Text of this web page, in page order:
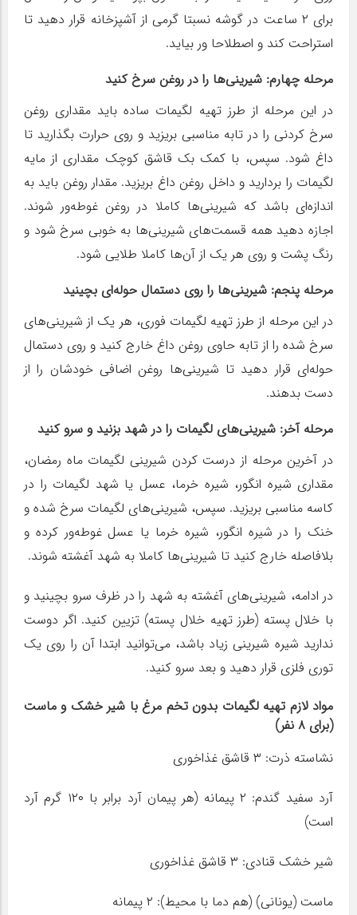
برای ۲ ساعت در گوشه‌ نسبتا گرمی از آشپزخانه قرار دهید تا
استراحت کند و اصطلاحا ور بیاید.
مرحله چهارم: شیرینی‌ها را در روغن سرخ کنید
در این مرحله از طرز تهیه لگیمات ساده باید مقداری روغن
سرخ کردنی را در تابه مناسبی بریزید و روی حرارت بگذارید تا
داغ شود. سپس، با کمک بک قاشق کوچک مقداری از مایه
لگیمات را بردارید و داخل روغن داغ بریزید. مقدار روغن باید به
اندازه‌ای باشد که شیرینی‌ها کاملا در روغن غوطه‌ور شوند.
اجازه دهید همه قسمت‌های شیرینی‌ها به خوبی سرخ شود و
رنگ پشت و روی هر یک از آن‌ها کاملا طلایی شود.
مرحله پنجم: شیرینی‌ها را روی دستمال حوله‌ای بچینید
در این مرحله از طرز تهیه لگیمات فوری، هر یک از شیرینی‌های
سرخ شده را از تابه حاوی روغن داغ خارج کنید و روی دستمال
حوله‌ای قرار دهید تا شیرینی‌ها روغن اضافی خودشان را از
دست بدهند.
مرحله آخر: شیرینی‌های لگیمات را در شهد بزنید و سرو کنید
در آخرین مرحله از درست کردن شیرینی لگیمات ماه رمضان،
مقداری شیره انگور، شیره خرما، عسل یا شهد لگیمات را در
کاسه مناسبی بریزید. سپس، شیرینی‌های لگیمات سرخ شده و
خنک را در شیره انگور، شیره خرما یا عسل غوطه‌ور کرده و
بلافاصله خارج کنید تا شیرینی‌ها کاملا به شهد آغشته شوند.
در ادامه، شیرینی‌های آغشته به شهد را در ظرف سرو بچینید و
با خلال پسته (طرز تهیه خلال پسته) تزیین کنید. اگر دوست
ندارید شیره شیرینی زیاد باشد، می‌توانید ابتدا آن را روی یک
توری فلزی قرار دهید و بعد سرو کنید.
مواد لازم تهیه لگیمات بدون تخم مرغ با شیر خشک و ماست
(برای ۸ نفر)
نشاسته ذرت: ۳ قاشق غذاخوری
آرد سفید گندم: ۲ پیمانه (هر پیمان آرد برابر با ۱۲۰ گرم آرد
است)
شیر خشک قنادی: ۳ قاشق غذاخوری
ماست (یونانی) (هم دما با محیط): ۲ پیمانه